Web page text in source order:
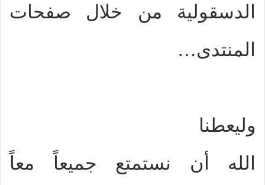
الدسقولية من خلال صفحات
المنتدى…
وليعطنا
الله أن نستمتع جميعاً معاً